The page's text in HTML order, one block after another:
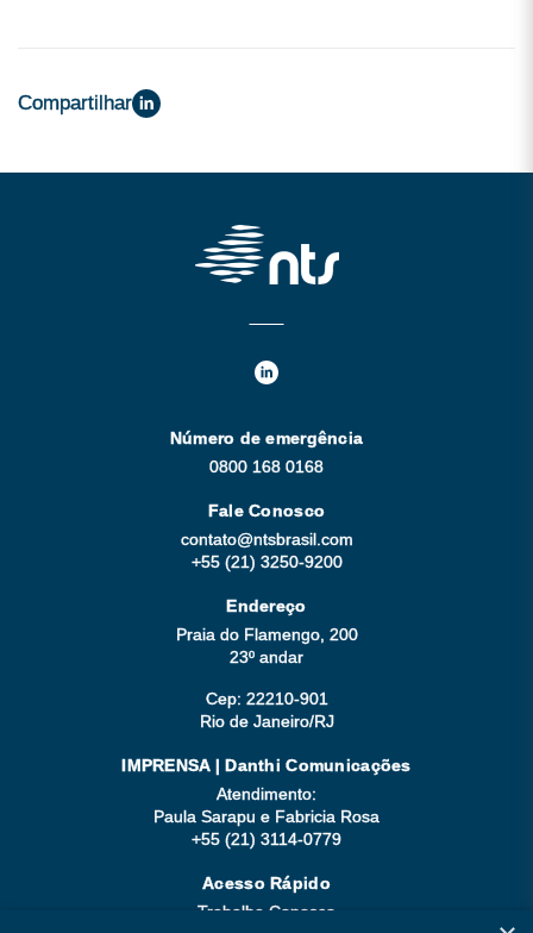
Compartilhar
Número de emergência
0800 168 0168
Fale Conosco
contato@ntsbrasil.com
+55 (21) 3250-9200
Endereço
Praia do Flamengo, 200
23º andar
Cep: 22210-901
Rio de Janeiro/RJ
IMPRENSA | Danthi Comunicações
Atendimento:
Paula Sarapu e Fabricia Rosa
+55 (21) 3114-0779
Acesso Rápido
Trabalhe Conosco